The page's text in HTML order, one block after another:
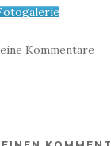
Kommentare